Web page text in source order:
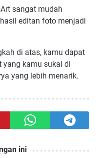
sangat mudah
editan foto menjadi
di atas, kamu dapat
yang kamu sukai di
yang lebih menarik.
ini